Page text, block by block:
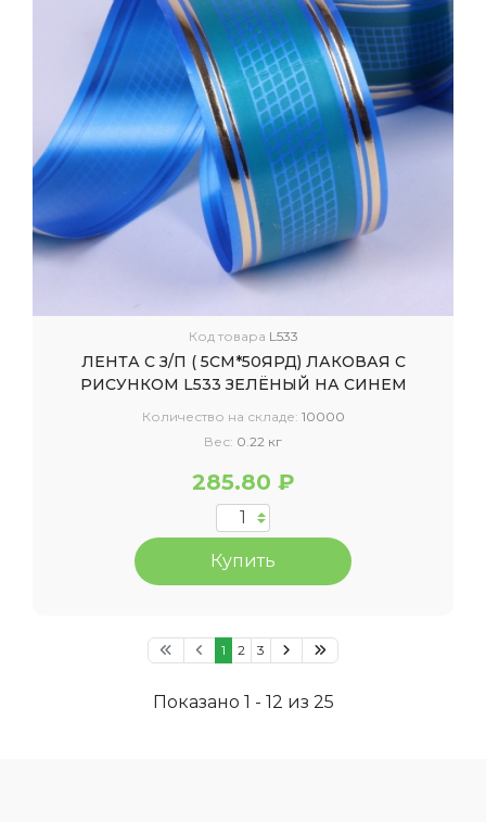
Код товара L533
ЛЕНТА С З/П ( 5СМ*50ЯРД) ЛАКОВАЯ С
РИСУНКОМ L533 ЗЕЛЁНЫЙ НА СИНЕМ
Количество на складе: 10000
Вес: 0.22 кг
285.80 ₽
Купить
1 2 3
Показано 1 - 12 из 25